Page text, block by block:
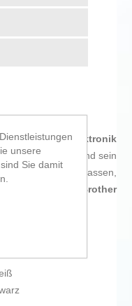
mitIT und Elektronik
neuesten Stand sein
Einzelheiten auslassen,
Etiketten Brother
unsere
Sie damit